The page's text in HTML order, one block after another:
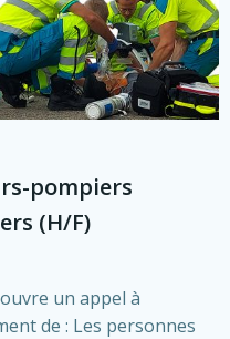
pompiers
(H/F)
un appel à
de : Les personnes